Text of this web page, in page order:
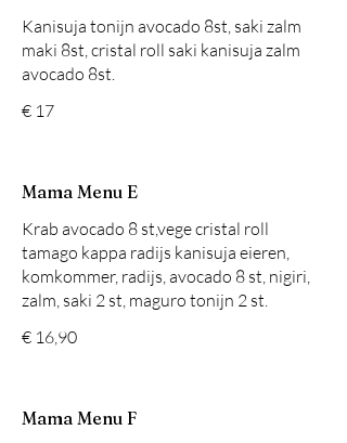
Kanisuja tonijn avocado 8st, saki zalm
maki 8st, cristal roll saki kanisuja zalm
avocado 8st.
€ 17
Mama Menu E
Krab avocado 8 st,vege cristal roll
tamago kappa radijs kanisuja eieren,
komkommer, radijs, avocado 8 st, nigiri,
zalm, saki 2 st, maguro tonijn 2 st.
€ 16,90
Mama Menu F